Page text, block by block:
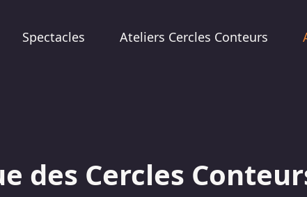
Spectacles Ateliers Cercles Conteurs
des Cercles